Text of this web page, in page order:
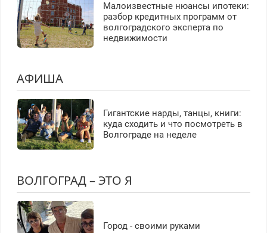
Малоизвестные нюансы ипотеки:
разбор кредитных программ от
волгоградского эксперта по
недвижимости
АФИША
Гигантские нарды, танцы, книги:
куда сходить и что посмотреть в
Волгограде на неделе
ВОЛГОГРАД – ЭТО Я
Город - своими руками